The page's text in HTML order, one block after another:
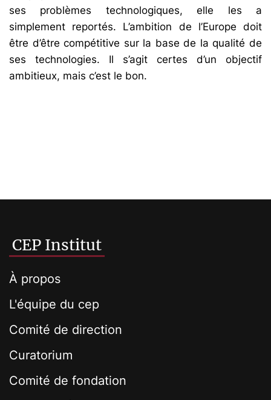
ses problèmes technologiques, elle les a
simplement reportés. L’ambition de l’Europe doit
être d’être compétitive sur la base de la qualité de
ses technologies. Il s’agit certes d’un objectif
ambitieux, mais c’est le bon.
CEP Institut
À propos
L'équipe du cep
Comité de direction
Curatorium
Comité de fondation